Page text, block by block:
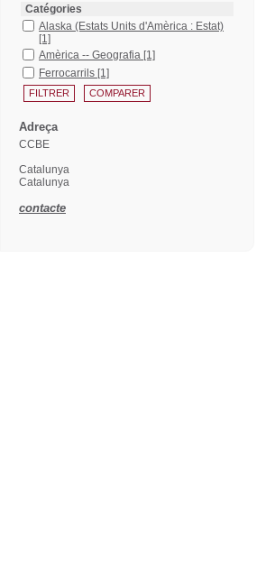
Catégories
Alaska (Estats Units d'Amèrica : Estat)
[1]
Amèrica -- Geografia [1]
Ferrocarrils [1]
Adreça
CCBE
Catalunya
Catalunya
contacte